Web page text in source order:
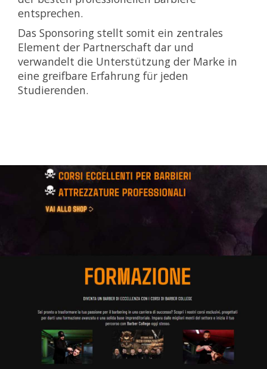
entsprechen.
Das Sponsoring stellt somit ein zentrales
Element der Partnerschaft dar und
verwandelt die Unterstützung der Marke in
eine greifbare Erfahrung für jeden
Studierenden.